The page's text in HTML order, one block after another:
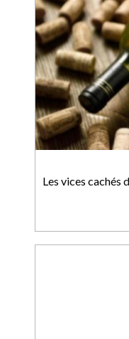
Les vices cachés